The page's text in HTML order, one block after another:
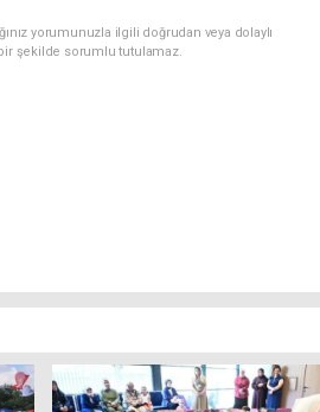
yorumunuzla ilgili doğrudan veya dolaylı
şekilde sorumlu tutulamaz.